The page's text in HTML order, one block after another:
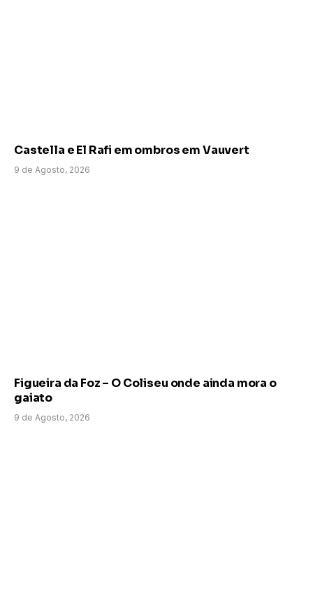
Castella e El Rafi em ombros em Vauvert
9 de Agosto, 2026
Figueira da Foz – O Coliseu onde ainda mora o
gaiato
9 de Agosto, 2026